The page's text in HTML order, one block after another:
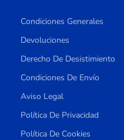
Condiciones Generales
Devoluciones
Derecho De Desistimiento
Condiciones De Envío
Aviso Legal
Política De Privacidad
Política De Cookies